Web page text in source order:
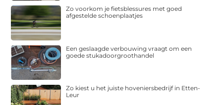
Zo voorkom je fietsblessures met goed
afgestelde schoenplaatjes
Een geslaagde verbouwing vraagt om een
goede stukadoorgroothandel
Zo kiest u het juiste hoveniersbedrijf in Etten-
Leur